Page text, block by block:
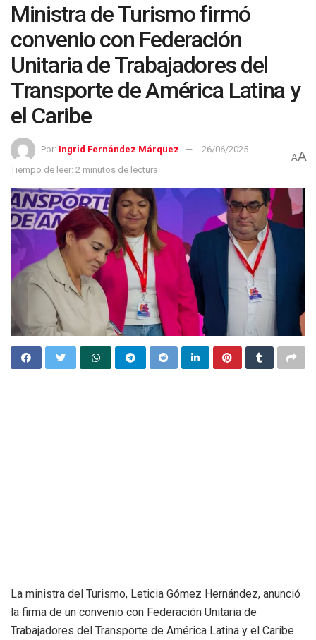
Ministra de Turismo firmó
convenio con Federación
Unitaria de Trabajadores del
Transporte de América Latina y
el Caribe
Por: Ingrid Fernández Márquez
26/06/2025
Tiempo de leer: 2 minutos de lectura
AA
La ministra del Turismo, Leticia Gómez Hernández, anunció
la firma de un convenio con Federación Unitaria de
Trabajadores del Transporte de América Latina y el Caribe